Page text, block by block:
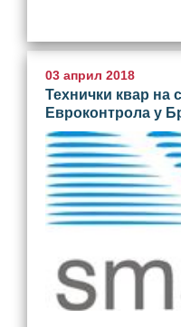
03 април 2018
Технички квар на
Eвроконтрола у